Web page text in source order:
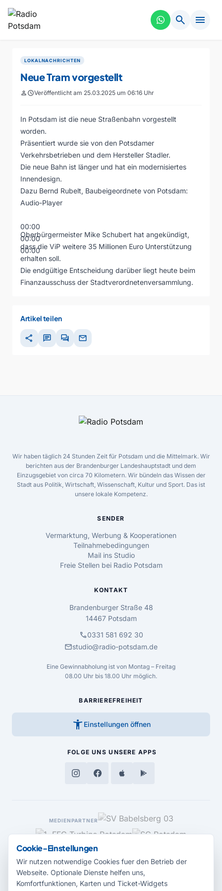
search menu
LOKALNACHRICHTEN
Neue Tram vorgestellt
personscheduleVeröffentlicht am 25.03.2025 um 06:16 Uhr
In Potsdam ist die neue Straßenbahn vorgestellt
worden.
Präsentiert wurde sie von den Potsdamer
Verkehrsbetrieben und dem Hersteller Stadler.
Die neue Bahn ist länger und hat ein modernisiertes
Innendesign.
Dazu Bernd Rubelt, Baubeigeordnete von Potsdam:
Audio-Player
00:00
00:00
00:00
Oberbürgermeister Mike Schubert hat angekündigt,
dass die ViP weitere 35 Millionen Euro Unterstützung
erhalten soll.
Die endgültige Entscheidung darüber liegt heute beim
Finanzausschuss der Stadtverordnetenversammlung.
Artikel teilen
share chat forum mail
Wir haben täglich 24 Stunden Zeit für Potsdam und die Mittelmark. Wir
berichten aus der Brandenburger Landeshauptstadt und dem
Einzugsgebiet von circa 70 Kilometern. Wir bündeln das Wissen der
Stadt aus Politik, Wirtschaft, Wissenschaft, Kultur und Sport. Das ist
unsere lokale Kompetenz.
SENDER
Vermarktung, Werbung & Kooperationen
Teilnahmebedingungen
Mail ins Studio
Freie Stellen bei Radio Potsdam
KONTAKT
Brandenburger Straße 48
14467 Potsdam
call0331 581 692 30
mailstudio@radio-potsdam.de
Eine Gewinnabholung ist von Montag – Freitag
08.00 Uhr bis 18.00 Uhr möglich.
BARRIEREFREIHEIT
accessibility_new Einstellungen öffnen
FOLGE UNS UNSERE APPS
MEDIENPARTNER
Cookie-Einstellungen
Wir nutzen notwendige Cookies fuer den Betrieb der
Webseite. Optionale Dienste helfen uns,
Komfortfunktionen, Karten und Ticket-Widgets